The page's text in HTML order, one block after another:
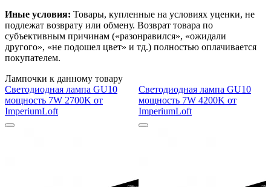
Иные условия: Товары, купленные на условиях уценки, не
подлежат возврату или обмену. Возврат товара по
субъективным причинам («разонравился», «ожидали
другого», «не подошел цвет» и тд.) полностью оплачивается
покупателем.
Лампочки к данному товару
Светодиодная лампа GU10
мощность 7W 2700K от
ImperiumLoft
Светодиодная лампа GU10
мощность 7W 4200K от
ImperiumLoft